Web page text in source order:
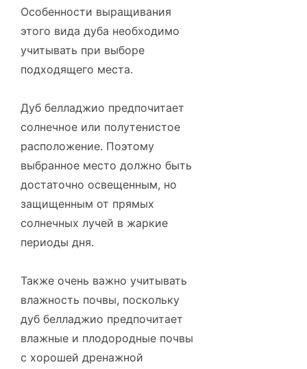
Особенности выращивания
этого вида дуба необходимо
учитывать при выборе
подходящего места.
Дуб белладжио предпочитает
солнечное или полутенистое
расположение. Поэтому
выбранное место должно быть
достаточно освещенным, но
защищенным от прямых
солнечных лучей в жаркие
периоды дня.
Также очень важно учитывать
влажность почвы, поскольку
дуб белладжио предпочитает
влажные и плодородные почвы
с хорошей дренажной